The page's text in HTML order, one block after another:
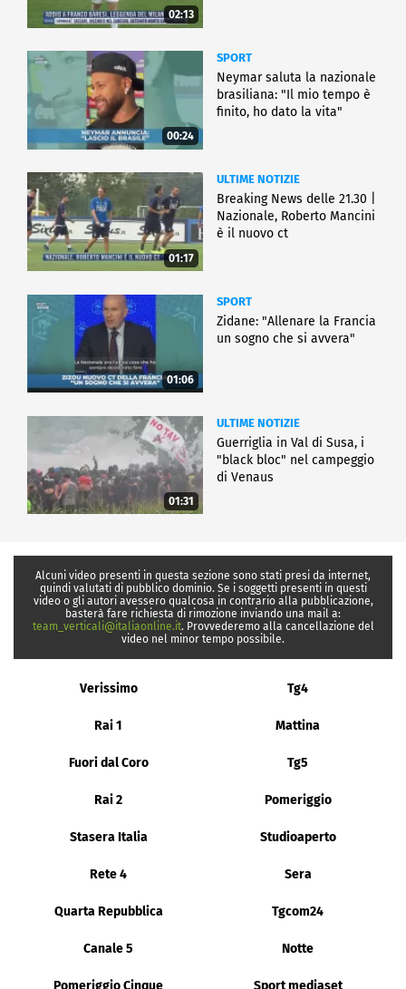
02:13
00:24
SPORT
Neymar saluta la nazionale
brasiliana: "Il mio tempo è
finito, ho dato la vita"
01:17
ULTIME NOTIZIE
Breaking News delle 21.30 |
Nazionale, Roberto Mancini
è il nuovo ct
01:06
SPORT
Zidane: "Allenare la Francia
un sogno che si avvera"
01:31
ULTIME NOTIZIE
Guerriglia in Val di Susa, i
"black bloc" nel campeggio
di Venaus
Alcuni video presenti in questa sezione sono stati presi da internet,
quindi valutati di pubblico dominio. Se i soggetti presenti in questi
video o gli autori avessero qualcosa in contrario alla pubblicazione,
basterà fare richiesta di rimozione inviando una mail a:
team_verticali@italiaonline.it. Provvederemo alla cancellazione del
video nel minor tempo possibile.
Verissimo Tg4
Rai 1 Mattina
Fuori dal Coro Tg5
Rai 2 Pomeriggio
Stasera Italia Studioaperto
Rete 4 Sera
Quarta Repubblica Tgcom24
Canale 5 Notte
Pomeriggio Cinque Sport mediaset